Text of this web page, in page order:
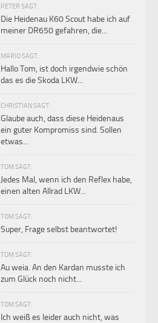
PETER SAGT:
Die Heidenau K60 Scout habe ich auf
meiner DR650 gefahren, die...
MARIO SAGT:
Hallo Tom, ist doch irgendwie schön
das es die Skoda LKW...
CHRISTIAN SAGT:
Glaube auch, dass diese Heidenaus
ein guter Kompromiss sind. Sollen
etwas...
TOM SAGT:
Jedes Mal, wenn ich den Reflex habe,
einen alten Allrad LKW...
TOM SAGT:
Super, Frage selbst beantwortet!
TOM SAGT:
Au weia. An den Kardan musste ich
zum Glück noch nicht...
TOM SAGT:
Ich weiß es leider auch nicht, was